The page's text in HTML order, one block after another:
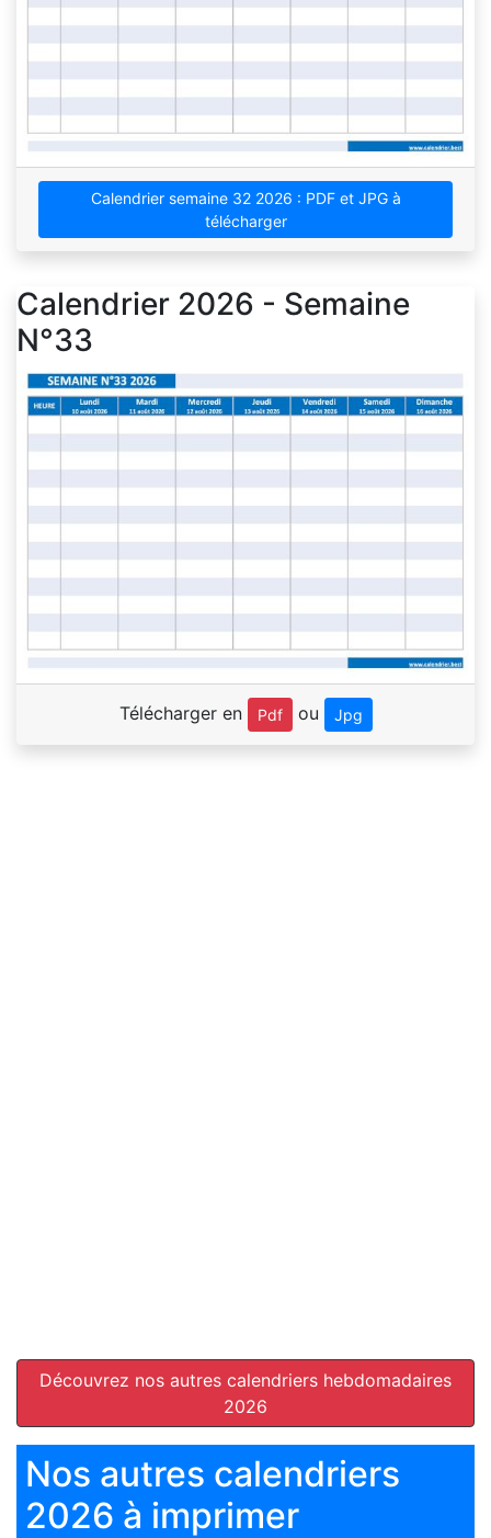
Calendrier semaine 32 2026 : PDF et JPG à
télécharger
Calendrier 2026 - Semaine
N°33
Télécharger en Pdf ou Jpg
Découvrez nos autres calendriers hebdomadaires
2026
Nos autres calendriers
2026 à imprimer